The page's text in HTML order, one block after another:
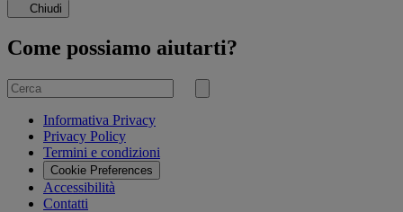
Chiudi
Come possiamo aiutarti?
Cerca
per
Invia
Informativa Privacy
Privacy Policy
Termini e condizioni
Cookie Preferences
Accessibilità
Contatti